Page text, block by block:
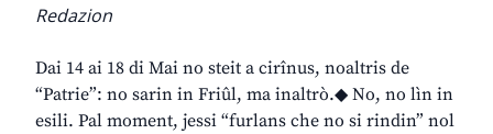
Redazion
Dai 14 ai 18 di Mai no steit a cirînus, noaltris de
“Patrie”: no sarin in Friûl, ma inaltrò.◆ No, no lìn in
esili. Pal moment, jessi “furlans che no si rindin” nol